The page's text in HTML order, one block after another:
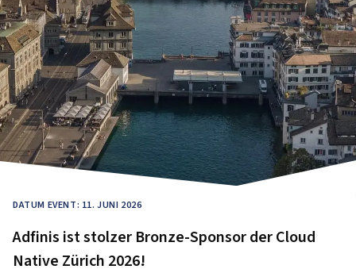
DATUM EVENT: 11. JUNI 2026
Adfinis ist stolzer Bronze-Sponsor der Cloud
Native Zürich 2026!